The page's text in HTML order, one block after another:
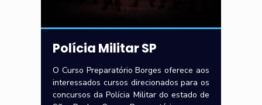
Polícia Militar SP
O Curso Preparatório Borges oferece aos
interessados cursos direcionados para os
concursos da Polícia Militar do estado de